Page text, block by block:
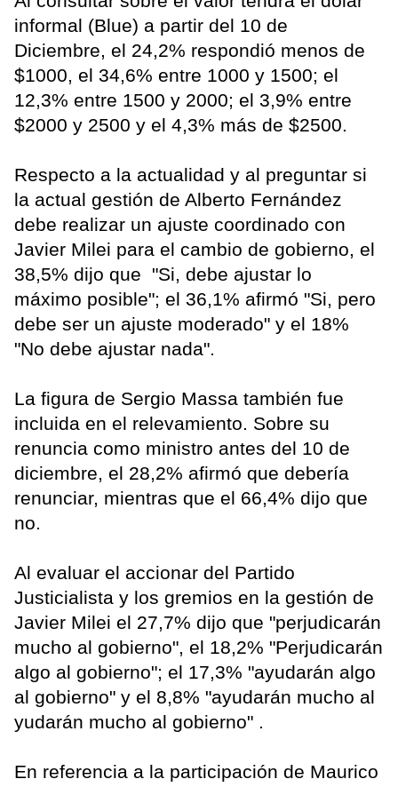
informal (Blue) a partir del 10 de
Diciembre, el 24,2% respondió menos de
$1000, el 34,6% entre 1000 y 1500; el
12,3% entre 1500 y 2000; el 3,9% entre
$2000 y 2500 y el 4,3% más de $2500.
Respecto a la actualidad y al preguntar si
la actual gestión de Alberto Fernández
debe realizar un ajuste coordinado con
Javier Milei para el cambio de gobierno, el
38,5% dijo que "Si, debe ajustar lo
máximo posible"; el 36,1% afirmó "Si, pero
debe ser un ajuste moderado" y el 18%
"No debe ajustar nada".
La figura de Sergio Massa también fue
incluida en el relevamiento. Sobre su
renuncia como ministro antes del 10 de
diciembre, el 28,2% afirmó que debería
renunciar, mientras que el 66,4% dijo que
no.
Al evaluar el accionar del Partido
Justicialista y los gremios en la gestión de
Javier Milei el 27,7% dijo que "perjudicarán
mucho al gobierno", el 18,2% "Perjudicarán
algo al gobierno"; el 17,3% "ayudarán algo
al gobierno" y el 8,8% "ayudarán mucho al
yudarán mucho al gobierno" .
En referencia a la participación de Maurico